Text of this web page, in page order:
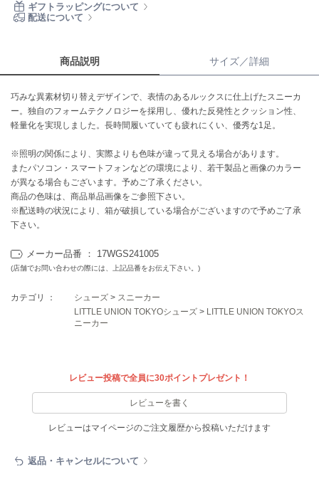
カルバン・クライン
セルフォード
célon
Clarks Premium
クラークス
CODE A
COLE HAAN
コール ハーン
コンバース
エイミー イストワール
emmi
ギフトラッピングについて
配送について
商品説明 サイズ／詳細
巧みな異素材切り替えデザインで、表情のあるルックスに仕上げたスニーカ
ー。独自のフォームテクノロジーを採用し、優れた反発性とクッション性、
軽量化を実現しました。長時間履いていても疲れにくい、優秀な1足。
※照明の関係により、実際よりも色味が違って見える場合があります。
またパソコン・スマートフォンなどの環境により、若干製品と画像のカラー
が異なる場合もございます。予めご了承ください。
商品の色味は、商品単品画像をご参照下さい。
※配送時の状況により、箱が破損している場合がございますので予めご了承
下さい。
メーカー品番 ： 17WGS241005
(店舗でお問い合わせの際には、上記品番をお伝え下さい。)
カテゴリ ： シューズ > スニーカー
LITTLE UNION TOKYOシューズ > LITTLE UNION TOKYOス
ニーカー
レビュー投稿で全員に30ポイントプレゼント！
レビューを書く
レビューはマイページのご注文履歴から投稿いただけます
返品・キャンセルについて